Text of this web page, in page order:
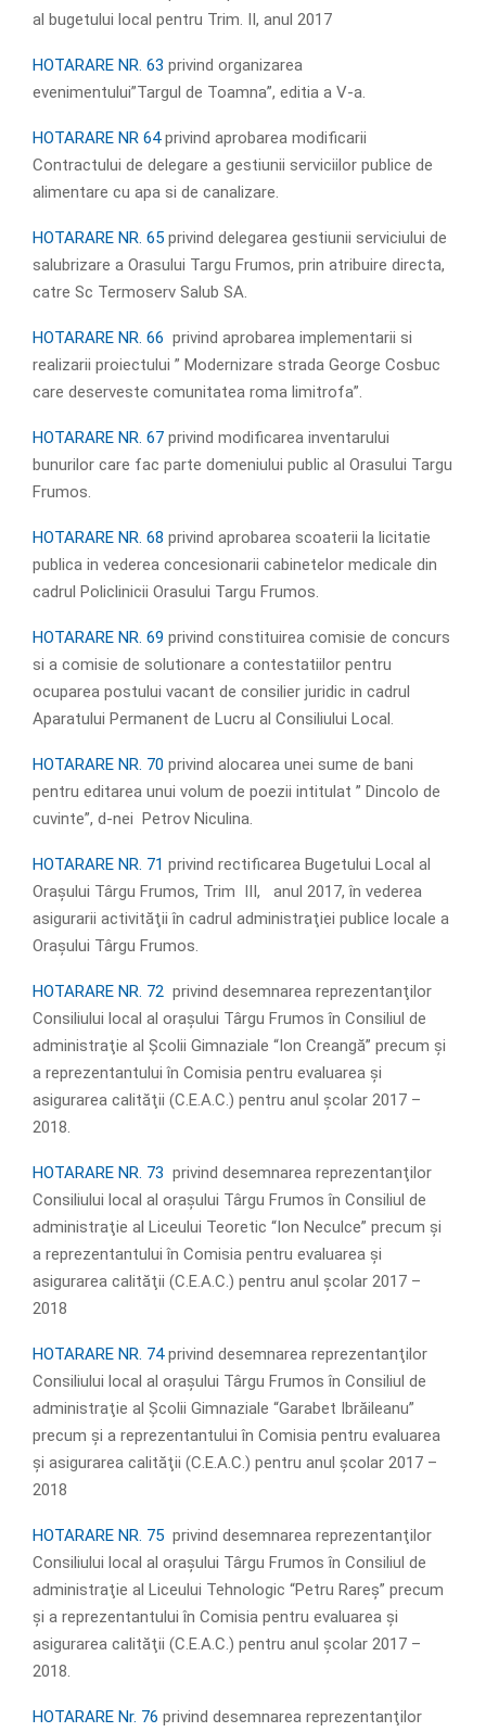
al bugetului local pentru Trim. II, anul 2017
HOTARARE NR. 63 privind organizarea
evenimentului”Targul de Toamna”, editia a V-a.
HOTARARE NR 64privind aprobarea modificarii
Contractului de delegare a gestiunii serviciilor publice de
alimentare cu apa si de canalizare.
HOTARARE NR. 65 privind delegarea gestiunii serviciului de
salubrizare a Orasului Targu Frumos, prin atribuire directa,
catre Sc Termoserv Salub SA.
HOTARARE NR. 66 privind aprobarea implementarii si
realizarii proiectului ” Modernizare strada George Cosbuc
care deserveste comunitatea roma limitrofa”.
HOTARARE NR. 67 privind modificarea inventarului
bunurilor care fac parte domeniului public al Orasului Targu
Frumos.
HOTARARE NR. 68 privind aprobarea scoaterii la licitatie
publica in vederea concesionarii cabinetelor medicale din
cadrul Policlinicii Orasului Targu Frumos.
HOTARARE NR. 69 privind constituirea comisie de concurs
si a comisie de solutionare a contestatiilor pentru
ocuparea postului vacant de consilier juridic in cadrul
Aparatului Permanent de Lucru al Consiliului Local.
HOTARARE NR. 70 privind alocarea unei sume de bani
pentru editarea unui volum de poezii intitulat ” Dincolo de
cuvinte”, d-nei Petrov Niculina.
HOTARARE NR. 71 privind rectificarea Bugetului Local al
Oraşului Târgu Frumos, Trim III, anul 2017, în vederea
asigurarii activităţii în cadrul administraţiei publice locale a
Oraşului Târgu Frumos.
HOTARARE NR. 72 privind desemnarea reprezentanţilor
Consiliului local al oraşului Târgu Frumos în Consiliul de
administraţie al Şcolii Gimnaziale “Ion Creangă” precum şi
a reprezentantului în Comisia pentru evaluarea şi
asigurarea calităţii (C.E.A.C.) pentru anul şcolar 2017 –
2018.
HOTARARE NR. 73 privind desemnarea reprezentanţilor
Consiliului local al oraşului Târgu Frumos în Consiliul de
administraţie al Liceului Teoretic “Ion Neculce” precum şi
a reprezentantului în Comisia pentru evaluarea şi
asigurarea calităţii (C.E.A.C.) pentru anul şcolar 2017 –
2018
HOTARARE NR. 74privind desemnarea reprezentanţilor
Consiliului local al oraşului Târgu Frumos în Consiliul de
administraţie al Şcolii Gimnaziale “Garabet Ibrăileanu”
precum şi a reprezentantului în Comisia pentru evaluarea
şi asigurarea calităţii (C.E.A.C.) pentru anul şcolar 2017 –
2018
HOTARARE NR. 75 privind desemnarea reprezentanţilor
Consiliului local al oraşului Târgu Frumos în Consiliul de
administraţie al Liceului Tehnologic “Petru Rareş” precum
şi a reprezentantului în Comisia pentru evaluarea şi
asigurarea calităţii (C.E.A.C.) pentru anul şcolar 2017 –
2018.
HOTARARE Nr. 76 privind desemnarea reprezentanţilor